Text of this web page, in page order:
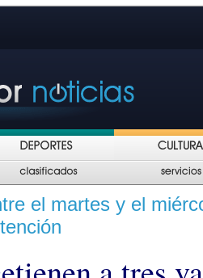
el martes y el